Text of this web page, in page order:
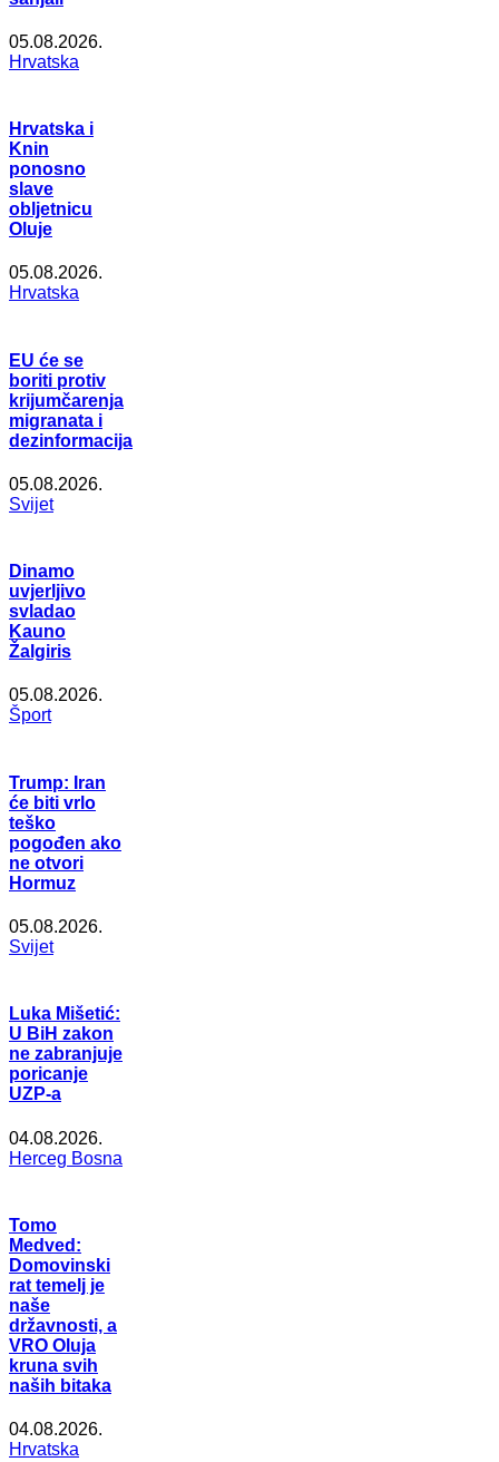
05.08.2026.
Hrvatska
Hrvatska i
Knin
ponosno
slave
obljetnicu
Oluje
05.08.2026.
Hrvatska
EU će se
boriti protiv
krijumčarenja
migranata i
dezinformacija
05.08.2026.
Svijet
Dinamo
uvjerljivo
svladao
Kauno
Žalgiris
05.08.2026.
Šport
Trump: Iran
će biti vrlo
teško
pogođen ako
ne otvori
Hormuz
05.08.2026.
Svijet
Luka Mišetić:
U BiH zakon
ne zabranjuje
poricanje
UZP-a
04.08.2026.
Herceg Bosna
Tomo
Medved:
Domovinski
rat temelj je
naše
državnosti, a
VRO Oluja
kruna svih
naših bitaka
04.08.2026.
Hrvatska